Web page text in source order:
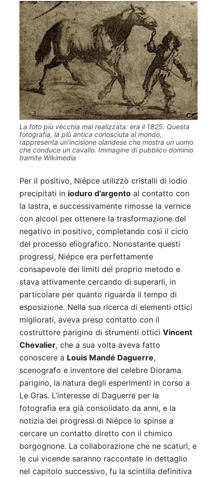
La foto più vecchia mai realizzata: era il 1825. Questa
fotografia, la più antica conosciuta al mondo,
rappresenta un’incisione olandese che mostra un uomo
che conduce un cavallo. Immagine di pubblico dominio
tramite Wikimedia
Per il positivo, Niépce utilizzò cristalli di iodio
precipitati in ioduro d’argento al contatto con
la lastra, e successivamente rimosse la vernice
con alcool per ottenere la trasformazione del
negativo in positivo, completando così il ciclo
del processo eliografico. Nonostante questi
progressi, Niépce era perfettamente
consapevole dei limiti del proprio metodo e
stava attivamente cercando di superarli, in
particolare per quanto riguarda il tempo di
esposizione. Nella sua ricerca di elementi ottici
migliorati, aveva preso contatto con il
costruttore parigino di strumenti ottici Vincent
Chevalier, che a sua volta aveva fatto
conoscere a Louis Mandé Daguerre,
scenografo e inventore del celebre Diorama
parigino, la natura degli esperimenti in corso a
Le Gras. L’interesse di Daguerre per la
fotografia era già consolidato da anni, e la
notizia dei progressi di Niépce lo spinse a
cercare un contatto diretto con il chimico
borgognone. La collaborazione che ne scaturì, e
le cui vicende saranno raccontate in dettaglio
nel capitolo successivo, fu la scintilla definitiva